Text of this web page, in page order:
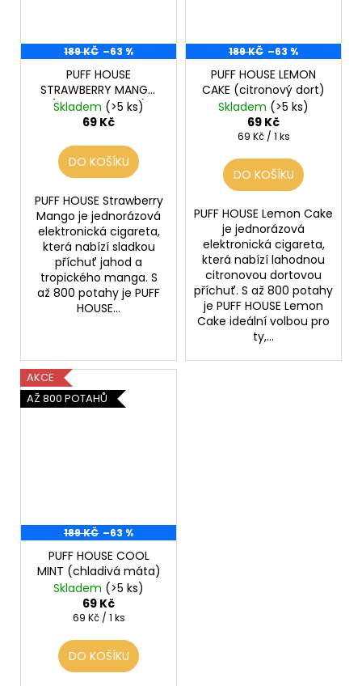
189 KČ –63 %
PUFF HOUSE
STRAWBERRY MANGO
(jahoda, mango)
Skladem (>5 ks)
69 Kč
DO KOŠÍKU
PUFF HOUSE Strawberry
Mango je jednorázová
elektronická cigareta,
která nabízí sladkou
příchuť jahod a
tropického manga. S
až 800 potahy je PUFF
HOUSE...
189 KČ –63 %
PUFF HOUSE LEMON
CAKE (citronový dort)
Skladem (>5 ks)
69 Kč
Měrná
69 Kč / 1 ks
DO KOŠÍKU
PUFF HOUSE Lemon Cake
je jednorázová
elektronická cigareta,
která nabízí lahodnou
citronovou dortovou
příchuť. S až 800 potahy
je PUFF HOUSE Lemon
Cake ideální volbou pro
ty,...
AKCE
AŽ 800 POTAHŮ
189 KČ –63 %
PUFF HOUSE COOL
MINT (chladivá máta)
Skladem (>5 ks)
69 Kč
Měrná
69 Kč / 1 ks
DO KOŠÍKU